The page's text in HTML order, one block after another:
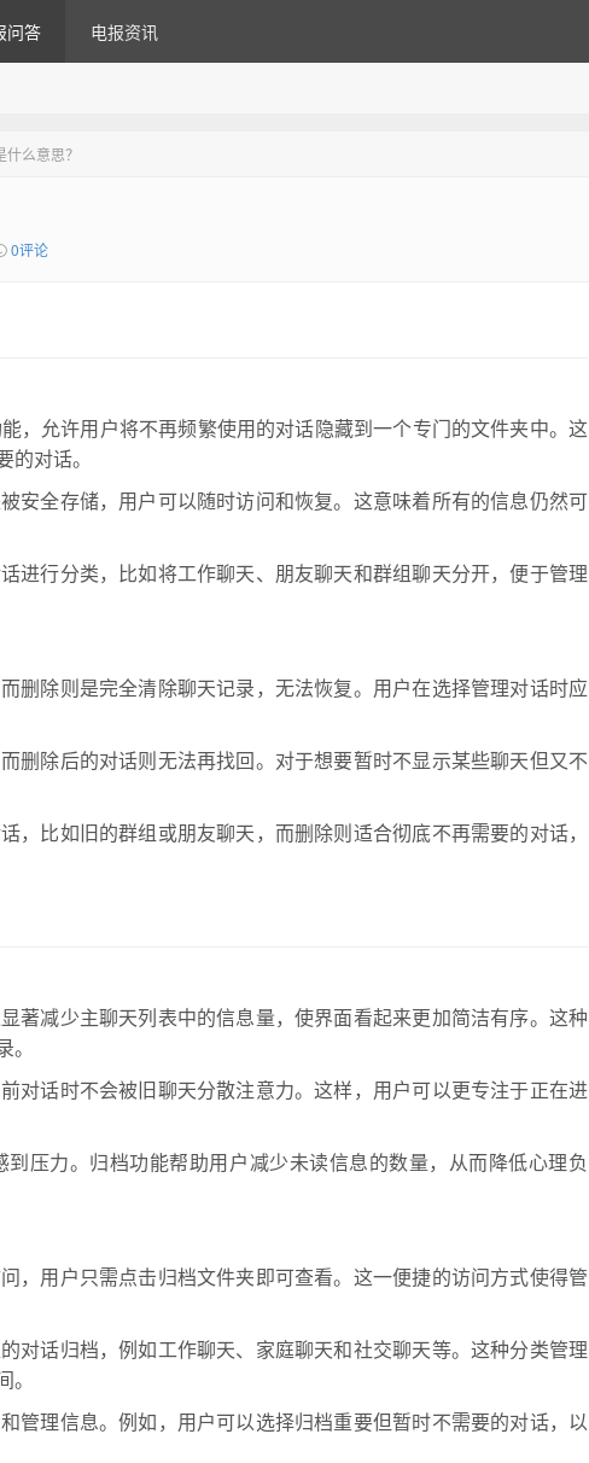
问答 电报资讯
么意思？
0评论
，允许用户将不再频繁使用的对话隐藏到一个专门的文件夹中。这
对话。
安全存储，用户可以随时访问和恢复。这意味着所有的信息仍然可
进行分类，比如将工作聊天、朋友聊天和群组聊天分开，便于管理
删除则是完全清除聊天记录，无法恢复。用户在选择管理对话时应
删除后的对话则无法再找回。对于想要暂时不显示某些聊天但又不
，比如旧的群组或朋友聊天，而删除则适合彻底不再需要的对话，
著减少主聊天列表中的信息量，使界面看起来更加简洁有序。这种
对话时不会被旧聊天分散注意力。这样，用户可以更专注于正在进
压力。归档功能帮助用户减少未读信息的数量，从而降低心理负
，用户只需点击归档文件夹即可查看。这一便捷的访问方式使得管
对话归档，例如工作聊天、家庭聊天和社交聊天等。这种分类管理
管理信息。例如，用户可以选择归档重要但暂时不需要的对话，以